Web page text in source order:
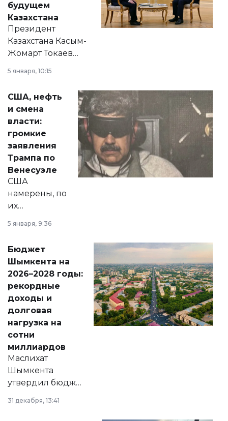
будущем
Казахстана
Президент
Казахстана Касым-
Жомарт Токаев
сразу несколько
актуальных тем —
от слухов о
политических
реформах до
вопросов армии,
экономики и
личного здоровья.
5 января, 10:15
США, нефть
и смена
власти:
громкие
заявления
Трампа по
Венесуэле
США
намерены, по
их
принести
народу
Венесуэлы.
5 января, 9:36
Бюджет
Шымкента на
2026–2028 годы:
рекордные
доходы и
долговая
нагрузка на
сотни
миллиардов
Маслихат
Шымкента
утвердил бюджет
города на 2026–
2028 годы.
31 декабря, 13:41